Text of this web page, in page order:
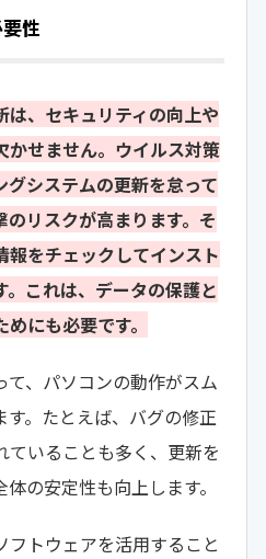
性
は、セキュリティの向上や
かせません。ウイルス対策
システムの更新を怠って
のリスクが高まります。そ
報をチェックしてインスト
これは、データの保護と
にも必要です。
て、パソコンの動作がスム
。たとえば、バグの修正
いることも多く、更新を
の安定性も向上します。
フトウェアを活用すること